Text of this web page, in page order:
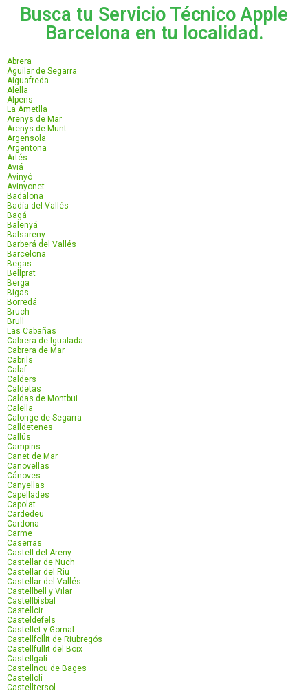
Busca tu Servicio Técnico Apple
Barcelona en tu localidad.
Abrera
Aguilar de Segarra
Aiguafreda
Alella
Alpens
La Ametlla
Arenys de Mar
Arenys de Munt
Argensola
Argentona
Artés
Aviá
Avinyó
Avinyonet
Badalona
Badía del Vallés
Bagá
Balenyá
Balsareny
Barberá del Vallés
Barcelona
Begas
Bellprat
Berga
Bigas
Borredá
Bruch
Brull
Las Cabañas
Cabrera de Igualada
Cabrera de Mar
Cabrils
Calaf
Calders
Caldetas
Caldas de Montbui
Calella
Calonge de Segarra
Calldetenes
Callús
Campins
Canet de Mar
Canovellas
Cánoves
Canyellas
Capellades
Capolat
Cardedeu
Cardona
Carme
Caserras
Castell del Areny
Castellar de Nuch
Castellar del Riu
Castellar del Vallés
Castellbell y Vilar
Castellbisbal
Castellcir
Casteldefels
Castellet y Gornal
Castellfollit de Riubregós
Castellfullit del Boix
Castellgalí
Castellnou de Bages
Castellolí
Castelltersol